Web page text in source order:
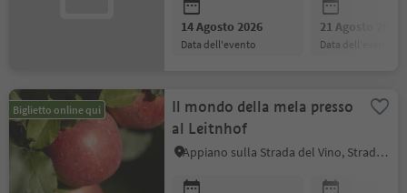
14 Agosto 2026
data dell'evento
21 Agosto 2026
data dell'evento
Biglietto online qui
Il mondo della mela presso
al Leitnhof
Appiano sulla Strada del Vino, Strada del Vino